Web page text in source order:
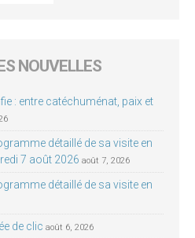
NOUVELLES
: entre catéchuménat, paix et
détaillé de sa visite en
7 août 2026 août 7, 2026
détaillé de sa visite en
de clic août 6, 2026